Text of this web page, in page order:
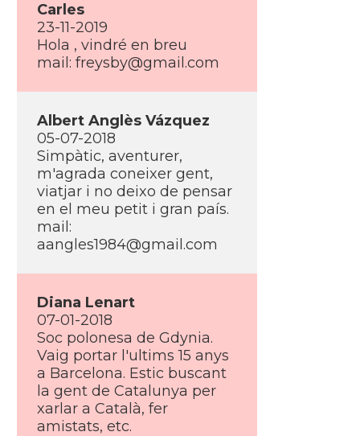
Carles
23-11-2019
Hola , vindré en breu
mail: freysby@gmail.com
Albert Anglès Vázquez
05-07-2018
Simpàtic, aventurer,
m'agrada coneixer gent,
viatjar i no deixo de pensar
en el meu petit i gran paí­s.
mail:
aangles1984@gmail.com
Diana Lenart
07-01-2018
Soc polonesa de Gdynia.
Vaig portar l'ultims 15 anys
a Barcelona. Estic buscant
la gent de Catalunya per
xarlar a Català, fer
amistats, etc.